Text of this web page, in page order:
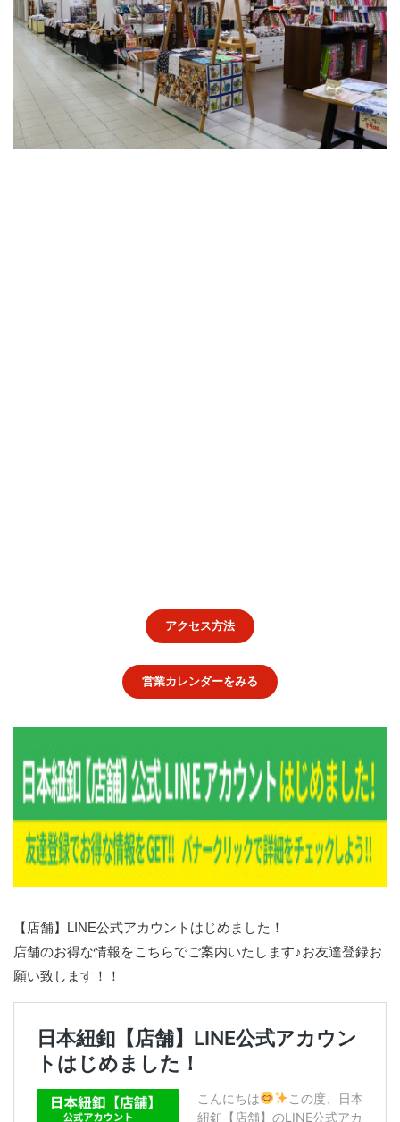
アクセス方法
営業カレンダーをみる
【店舗】LINE公式アカウントはじめました！
店舗のお得な情報をこちらでご案内いたします♪お友達登録お
願い致します！！